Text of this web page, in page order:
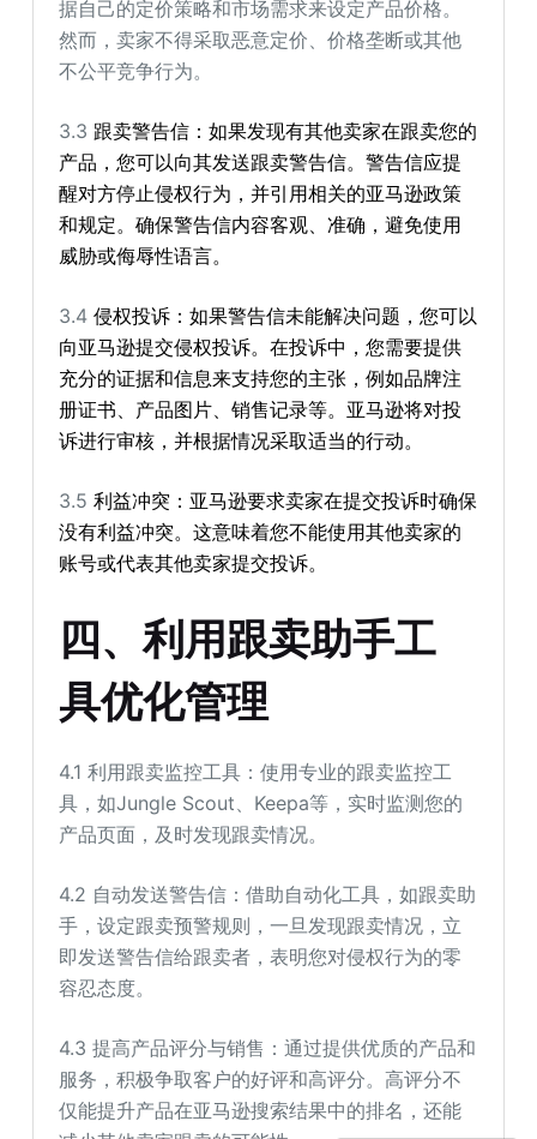
据自己的定价策略和市场需求来设定产品价格。
然而，卖家不得采取恶意定价、价格垄断或其他
不公平竞争行为。
3.3 跟卖警告信：如果发现有其他卖家在跟卖您的
产品，您可以向其发送跟卖警告信。警告信应提
醒对方停止侵权行为，并引用相关的亚马逊政策
和规定。确保警告信内容客观、准确，避免使用
威胁或侮辱性语言。
3.4侵权投诉：如果警告信未能解决问题，您可以
向亚马逊提交侵权投诉。在投诉中，您需要提供
充分的证据和信息来支持您的主张，例如品牌注
册证书、产品图片、销售记录等。亚马逊将对投
诉进行审核，并根据情况采取适当的行动。
3.5利益冲突：亚马逊要求卖家在提交投诉时确保
没有利益冲突。这意味着您不能使用其他卖家的
账号或代表其他卖家提交投诉。
四、利用跟卖助手工
具优化管理
4.1 利用跟卖监控工具：使用专业的跟卖监控工
具，如Jungle Scout、Keepa等，实时监测您的
产品页面，及时发现跟卖情况。
4.2 自动发送警告信：借助自动化工具，如跟卖助
手，设定跟卖预警规则，一旦发现跟卖情况，立
即发送警告信给跟卖者，表明您对侵权行为的零
容忍态度。
4.3 提高产品评分与销售：通过提供优质的产品和
服务，积极争取客户的好评和高评分。高评分不
仅能提升产品在亚马逊搜索结果中的排名，还能